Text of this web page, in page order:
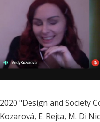
2020 "Design and Society
Kozarová, E. Rejta, M. Di